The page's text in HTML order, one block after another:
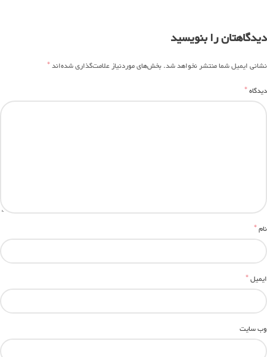
دیدگاهتان را بنویسید
نشانی ایمیل شما منتشر نخواهد شد.بخش‌های موردنیاز علامت‌گذاری شده‌اند*
دیدگاه*
نام*
ایمیل*
وب‌ سایت